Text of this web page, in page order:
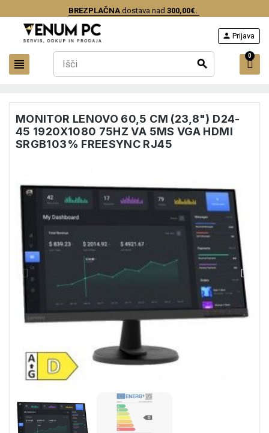
BREZPLAČNAdostava nad 300,00€.
view_headline search
person Prijava
0
MONITOR LENOVO 60,5 CM (23,8") D24-
45 1920X1080 75HZ VA 5MS VGA HDMI
SRGB103% FREESYNC RJ45